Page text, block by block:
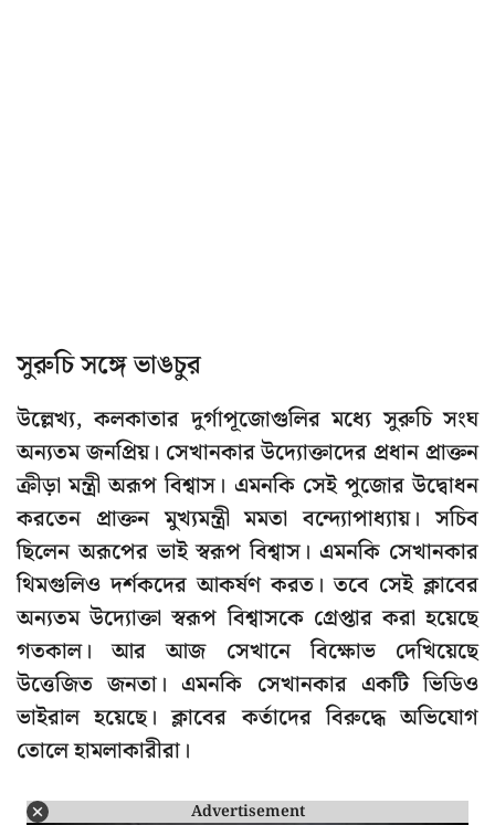
সুরুচি সঙ্গে ভাঙচুর
উল্লেখ্য, কলকাতার দুর্গাপূজোগুলির মধ্যে সুরুচি সংঘ
অন্যতম জনপ্রিয়। সেখানকার উদ্যোক্তাদের প্রধান প্রাক্তন
ক্রীড়া মন্ত্রী অরূপ বিশ্বাস। এমনকি সেই পুজোর উদ্বোধন
করতেন প্রাক্তন মুখ্যমন্ত্রী মমতা বন্দ্যোপাধ্যায়। সচিব
ছিলেন অরূপের ভাই স্বরূপ বিশ্বাস। এমনকি সেখানকার
থিমগুলিও দর্শকদের আকর্ষণ করত। তবে সেই ক্লাবের
অন্যতম উদ্যোক্তা স্বরূপ বিশ্বাসকে গ্রেপ্তার করা হয়েছে
গতকাল। আর আজ সেখানে বিক্ষোভ দেখিয়েছে
উত্তেজিত জনতা। এমনকি সেখানকার একটি ভিডিও
ভাইরাল হয়েছে। ক্লাবের কর্তাদের বিরুদ্ধে অভিযোগ
তোলে হামলাকারীরা।
Advertisement